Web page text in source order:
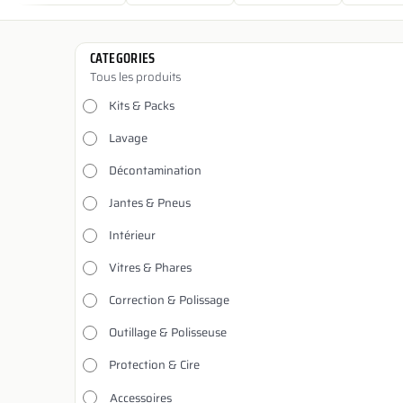
CATEGORIES
Tous les produits
Kits & Packs
Lavage
Décontamination
Jantes & Pneus
Intérieur
Vitres & Phares
Correction & Polissage
Outillage & Polisseuse
Protection & Cire
Accessoires